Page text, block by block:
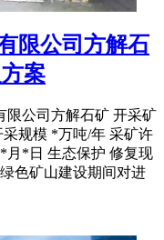
限公司方解石
案
限公司方解石矿 开采矿
规模 *万吨/年 采矿许
*日 生态保护 修复现
色矿山建设期间对进